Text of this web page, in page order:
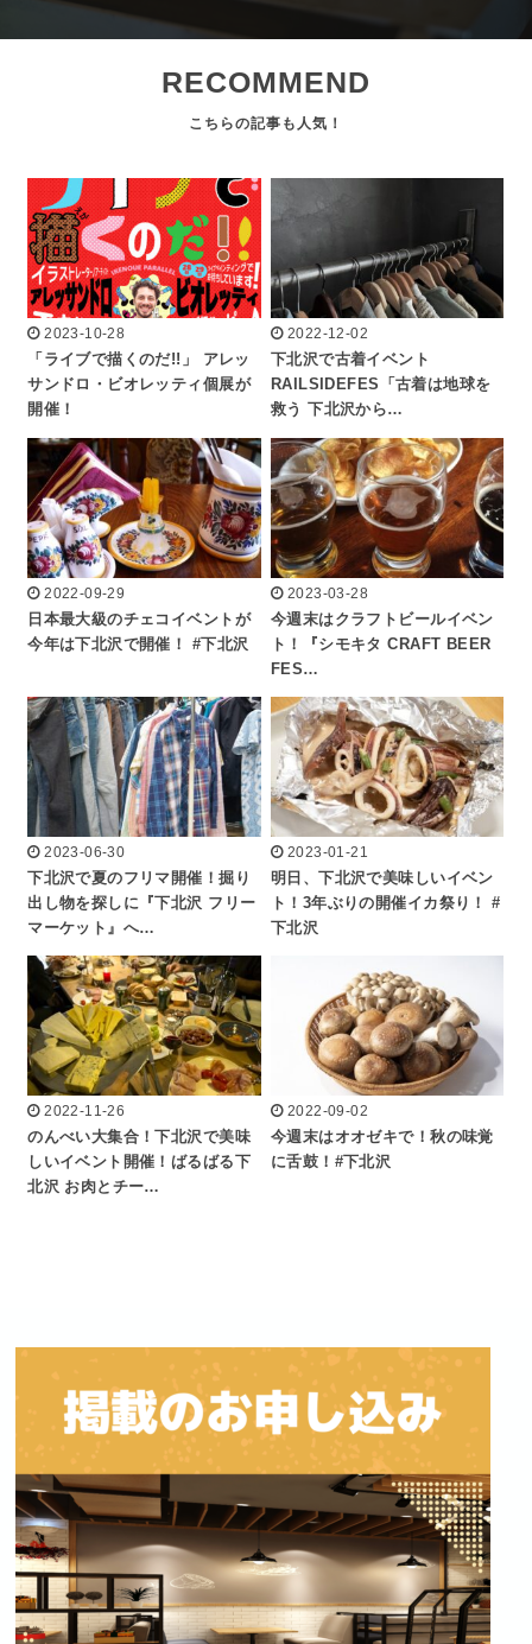
RECOMMEND
2023-10-28
「ライブで描くのだ!!」 アレッ
サンドロ・ビオレッティ個展が
開催！
2022-12-02
下北沢で古着イベント
RAILSIDEFES「古着は地球を
救う 下北沢から…
2022-09-29
日本最大級のチェコイベントが
今年は下北沢で開催！ #下北沢
2023-03-28
今週末はクラフトビールイベン
ト！『シモキタ CRAFT BEER
FES…
2023-06-30
下北沢で夏のフリマ開催！掘り
出し物を探しに『下北沢 フリー
マーケット』へ…
2023-01-21
明日、下北沢で美味しいイベン
ト！3年ぶりの開催イカ祭り！ #
下北沢
2022-11-26
のんべい大集合！下北沢で美味
しいイベント開催！ばるばる下
北沢 お肉とチー…
2022-09-02
今週末はオオゼキで！秋の味覚
に舌鼓！#下北沢